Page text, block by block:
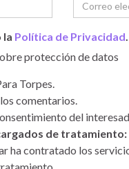
la Política de Privacidad
protección de datos
Torpes.
comentarios.
del
de tratamiento:
ha contratado los